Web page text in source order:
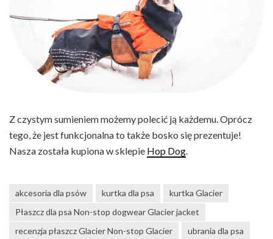
Z czystym sumieniem możemy polecić ją każdemu. Oprócz
tego, że jest funkcjonalna to także bosko się prezentuje!
Nasza została kupiona w sklepie Hop Dog.
akcesoria dla psów kurtka dla psa
kurtka Glacier
Płaszcz dla psa Non-stop dogwear Glacier jacket
recenzja płaszcz Glacier Non-stop Glacier
ubrania dla psa